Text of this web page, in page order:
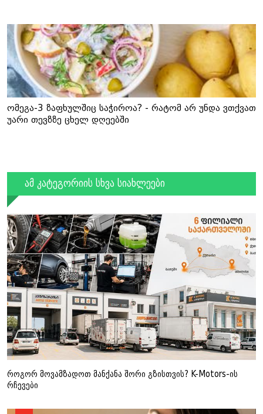
ომეგა-3 ზაფხულშიც საჭიროა? - რატომ არ უნდა ვთქვათ
უარი თევზზე ცხელ დღეებში
ამ კატეგორიის სხვა სიახლეები
როგორ მოვამზადოთ მანქანა შორი გზისთვის? K-Motors-ის
რჩევები